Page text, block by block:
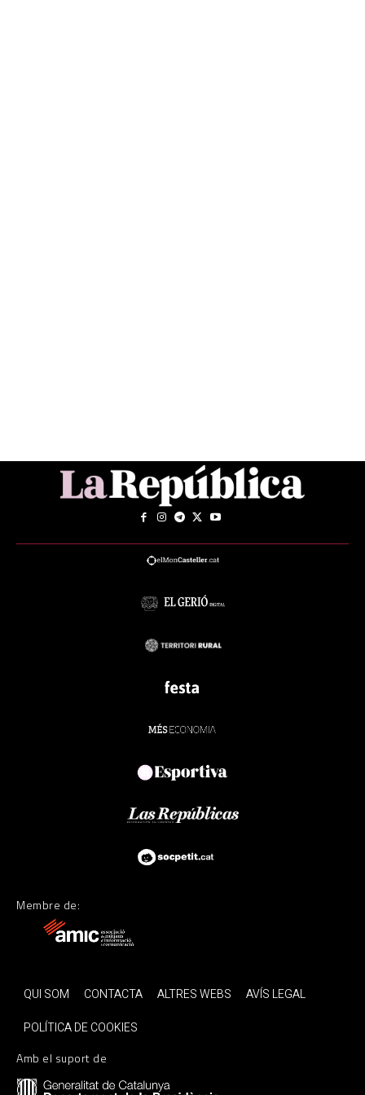
Membre de:
QUI SOM CONTACTA ALTRES WEBS
AVÍS LEGAL
POLÍTICA DE COOKIES
Amb el suport de